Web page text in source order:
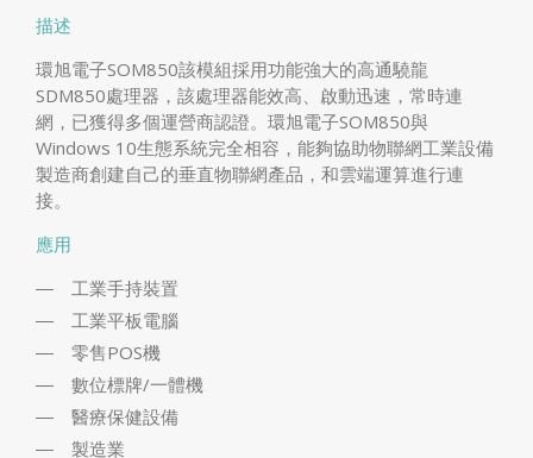
描述
環旭電子SOM850該模組採用功能強大的高通驍龍
SDM850處理器，該處理器能效高、啟動迅速，常時連
網，已獲得多個運營商認證。環旭電子SOM850與
Windows 10生態系統完全相容，能夠協助物聯網工業設備
製造商創建自己的垂直物聯網產品，和雲端運算進行連
接。
應用
工業手持裝置
工業平板電腦
零售POS機
數位標牌/一體機
醫療保健設備
製造業